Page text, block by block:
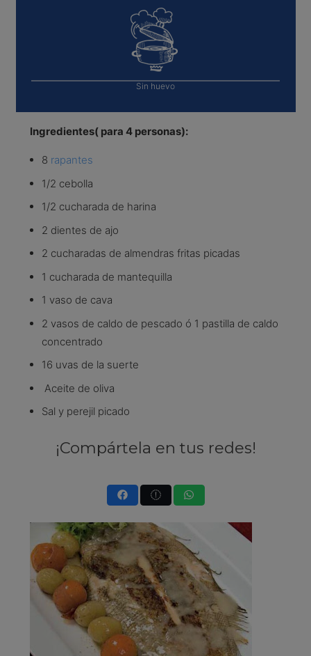
Sin huevo
Ingredientes( para 4 personas):
8 rapantes
1/2 cebolla
1/2 cucharada de harina
2 dientes de ajo
2 cucharadas de almendras fritas picadas
1 cucharada de mantequilla
1 vaso de cava
2 vasos de caldo de pescado ó 1 pastilla de caldo
concentrado
16 uvas de la suerte
Aceite de oliva
Sal y perejil picado
¡Compártela en tus redes!